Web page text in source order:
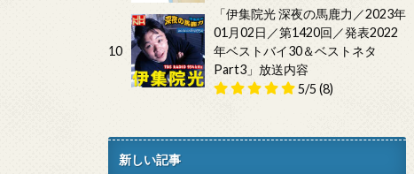
10
「伊集院光 深夜の馬鹿力／2023年
01月02日／第1420回／発表2022
年ベストバイ30＆ベストネタ
Part3」放送内容
5/5 (8)
新しい記事